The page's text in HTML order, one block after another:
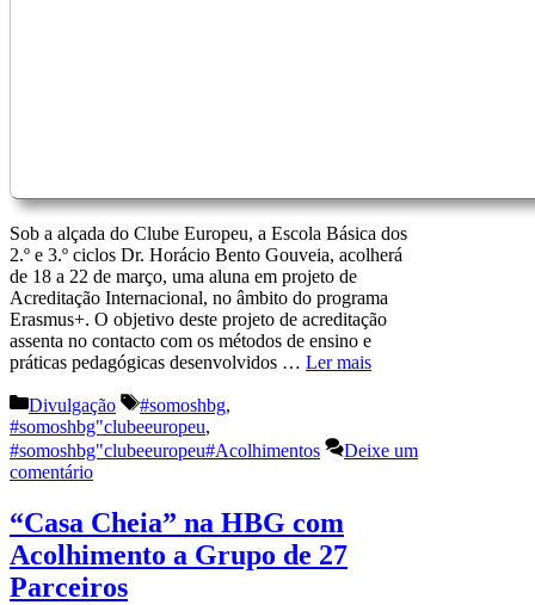
Sob a alçada do Clube Europeu, a Escola Básica dos
2.º e 3.º ciclos Dr. Horácio Bento Gouveia, acolherá
de 18 a 22 de março, uma aluna em projeto de
Acreditação Internacional, no âmbito do programa
Erasmus+. O objetivo deste projeto de acreditação
assenta no contacto com os métodos de ensino e
práticas pedagógicas desenvolvidos … Ler mais
Categorias
Divulgação Etiquetas
#somoshbg,
#somoshbg"clubeeuropeu,
#somoshbg"clubeeuropeu#Acolhimentos
Deixe um
comentário
“Casa Cheia” na HBG com
Acolhimento a Grupo de 27
Parceiros